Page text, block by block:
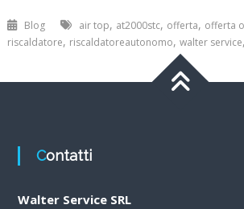
Blog air top, at2000stc, offerta, offerta
riscaldatore, riscaldatoreautonomo, walter service,
Contatti
Walter Service SRL